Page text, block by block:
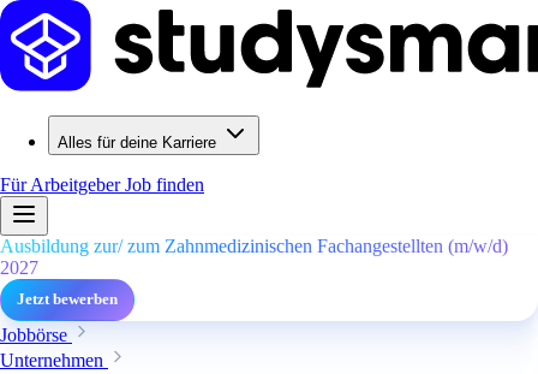
Alles für deine Karriere
Für ArbeitgeberJob finden
Ausbildung zur/ zum Zahnmedizinischen Fachangestellten (m/w/d)
2027
Jetzt bewerben
Jobbörse
Unternehmen